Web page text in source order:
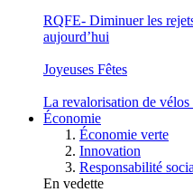
RQFE- Diminuer les
aujourd’hui
Joyeuses Fêtes
La revalorisation de
Économie
Économie verte
Innovation
Responsabilité
En vedette